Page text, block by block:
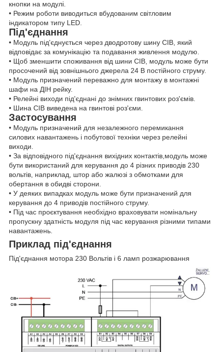
кнопки на модулі.
• Режим роботи виводиться вбудованим світловим
індикатором типу LED.
Під'єднання
• Модуль під'єднується через дводротову шину CIB, який
відповідає за комунікацію та подавання живлення модулю.
• Щоб зменшити споживання від шини CIB, модуль може бути
просочений від зовнішнього джерела 24 В постійного струму.
• Модуль призначений переважно для монтажу в монтажні
шафи на ДІН рейку.
• Релейні виходи під'єднані до знімних гвинтових роз'ємів.
• Шина CIB виведена на гвинтові роз'єми.
Застосування
• Модуль призначений для незалежного перемикання
силових навантажень і побутової техніки через релейні
виходи.
• За відповідного під'єднання вихідних контактів,модуль може
бути використаний для керування до 4 різних приводів 230
вольтів, наприклад, штор або жалюзі з обмотками для
обертання в обидві сторони.
• У деяких випадках модуль може бути призначений для
керування до 4 приводів постійного струму.
• Під час проєктування необхідно враховувати номінальну
пропускну здатність модуля під час керування різними типами
навантажень.
Приклад під'єднання
Під'єднання мотора 230 Вольтів і 6 ламп розжарювання